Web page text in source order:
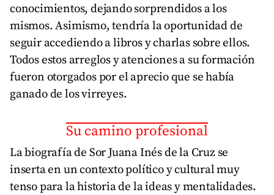
conocimientos, dejando sorprendidos a los
mismos. Asimismo, tendría la oportunidad de
seguir accediendo a libros y charlas sobre ellos.
Todos estos arreglos y atenciones a su formación
fueron otorgados por el aprecio que se había
ganado de los virreyes.
Su camino profesional
La biografía de Sor Juana Inés de la Cruz se
inserta en un contexto político y cultural muy
tenso para la historia de la ideas y mentalidades.